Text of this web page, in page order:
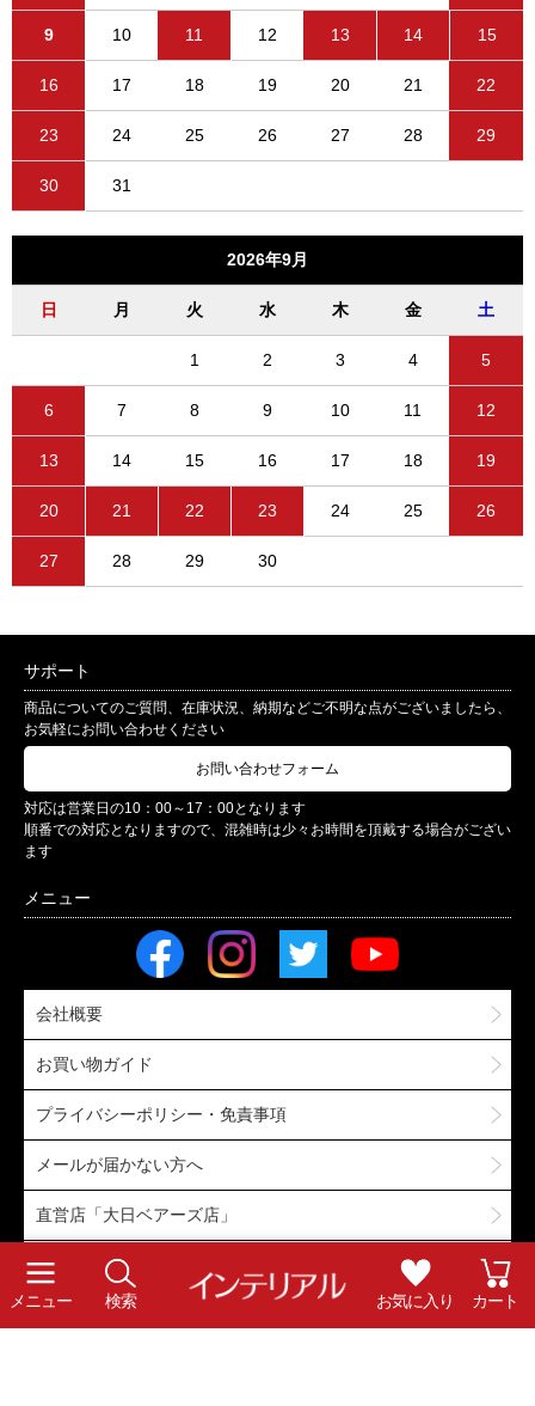
メニュー 検索 お気に入り カート
9 10 11 12 13 14 15
16 17 18 19 20 21 22
23 24 25 26 27 28 29
30 31
2026年9月
日 月 火 水 木 金 土
1 2 3 4 5
6 7 8 9 10 11 12
13 14 15 16 17 18 19
20 21 22 23 24 25 26
27 28 29 30
サポート
商品についてのご質問、在庫状況、納期などご不明な点がございましたら、
お気軽にお問い合わせください
お問い合わせフォーム
対応は営業日の10：00～17：00となります
順番での対応となりますので、混雑時は少々お時間を頂戴する場合がござい
ます
会社概要
お買い物ガイド
プライバシーポリシー・免責事項
メールが届かない方へ
直営店「大日ベアーズ店」
採用情報